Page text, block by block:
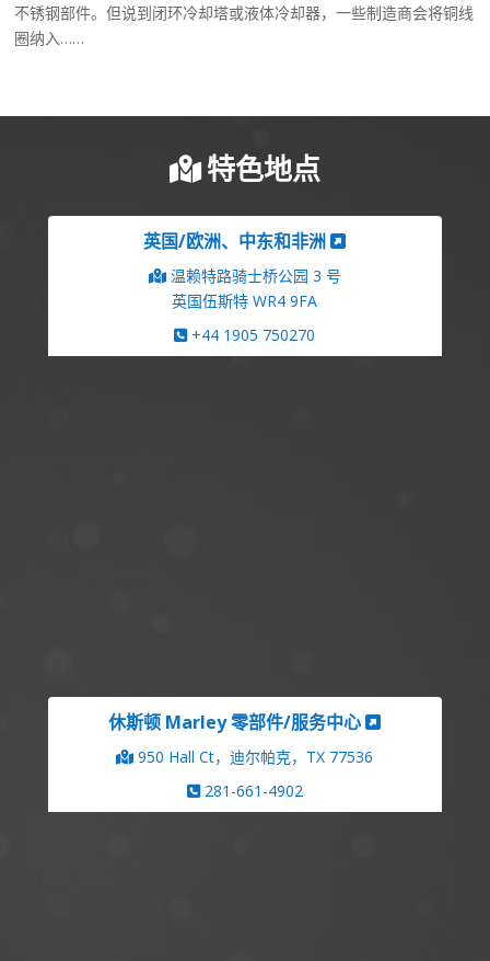
不锈钢部件。但说到闭环冷却塔或液体冷却器，一些制造商会将铜线
圈纳入……
特色地点
英国/欧洲、中东和非洲
温赖特路骑士桥公园 3 号
英国伍斯特 WR4 9FA
+44 1905 750270
休斯顿 Marley 零部件/服务中心
950 Hall Ct，迪尔帕克，TX 77536
281-661-4902